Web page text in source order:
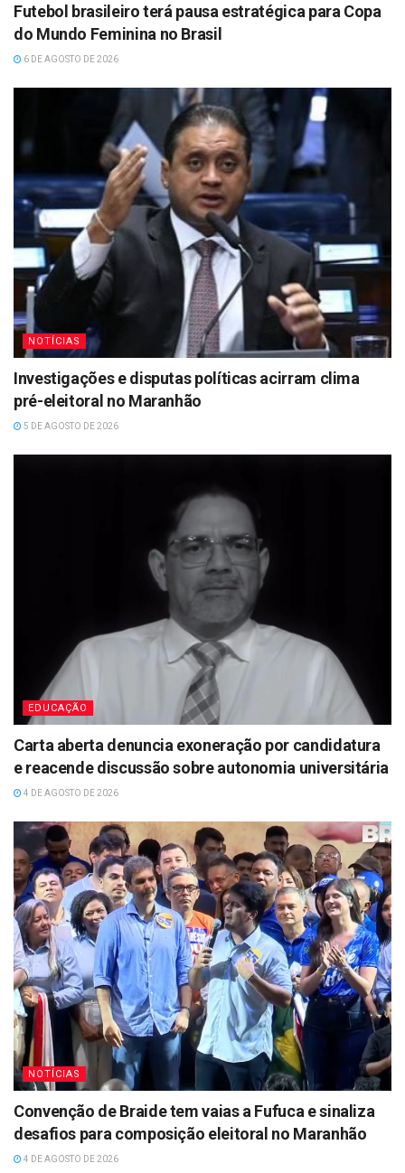
Futebol brasileiro terá pausa estratégica para Copa
do Mundo Feminina no Brasil
6 DE AGOSTO DE 2026
NOTÍCIAS
Investigações e disputas políticas acirram clima
pré-eleitoral no Maranhão
5 DE AGOSTO DE 2026
EDUCAÇÃO
Carta aberta denuncia exoneração por candidatura
e reacende discussão sobre autonomia universitária
4 DE AGOSTO DE 2026
NOTÍCIAS
Convenção de Braide tem vaias a Fufuca e sinaliza
desafios para composição eleitoral no Maranhão
4 DE AGOSTO DE 2026